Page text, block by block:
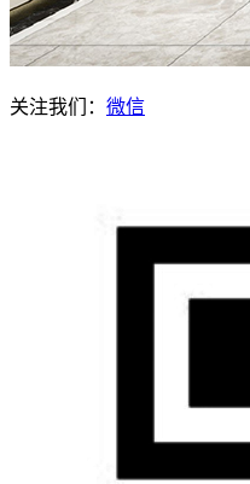
关注我们： 微信